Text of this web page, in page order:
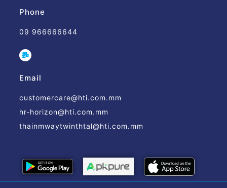
Phone
09 966666644
Email
customercare@hti.com.mm
hr-horizon@hti.com.mm
thainmwaytwinthtal@hti.com.mm